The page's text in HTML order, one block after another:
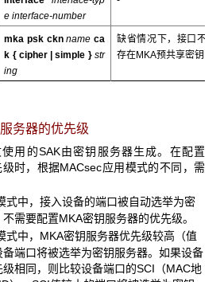
e interface-number
mka psk cknname ca
k { cipher | simple } str
ing
缺省情况下，接口不
存在MKA预共享密钥
务器的优先级
用的SAK由密钥服务器生成。在配置
时，根据MACsec应用模式的不同，需
中，接入设备的端口被自动选举为密
需要配置MKA密钥服务器的优先级。
中，MKA密钥服务器优先级较高（值
端口将被选举为密钥服务器。如果设备
相同，则比较设备端口的SCI（MAC地